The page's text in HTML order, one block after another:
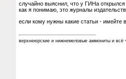
случайно выяснил, что у ГИНа
как я понимаю, это журналы
если кому нужны какие статьи - имейте
верхнеюрские и нижнемеловые аммониты и всё